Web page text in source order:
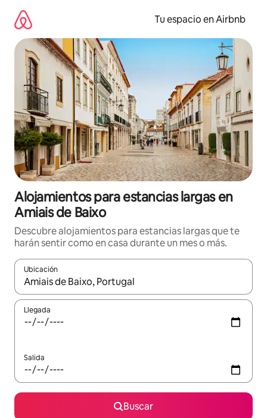
contenido
Tu espacio en Airbnb
Alojamientos para estancias largas en
Amiais de Baixo
Descubre alojamientos para estancias largas que te
harán sentir como en casa durante un mes o más.
Ubicación
Cuando los resultados estén disponibles, podrás navegar
Llegada
Salida
Buscar